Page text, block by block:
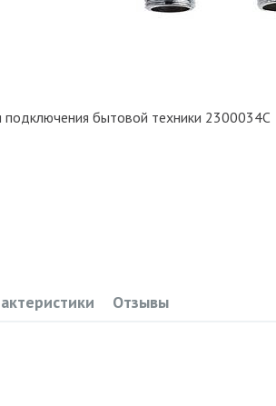
подключения бытовой техники 2300034C
Отзывы